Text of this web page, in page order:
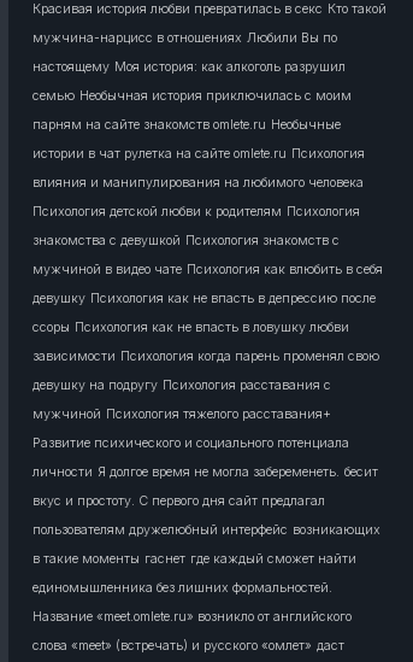
Красивая история любви превратилась в секс Кто такой
мужчина-нарцисс в отношениях Любили Вы по
настоящему Моя история: как алкоголь разрушил
семью Необычная история приключилась с моим
парням на сайте знакомств omlete.ru Необычные
истории в чат рулетка на сайте omlete.ru Психология
влияния и манипулирования на любимого человека
Психология детской любви к родителям Психология
знакомства с девушкой Психология знакомств с
мужчиной в видео чате Психология как влюбить в себя
девушку Психология как не впасть в депрессию после
ссоры Психология как не впасть в ловушку любви
зависимости Психология когда парень променял свою
девушку на подругу Психология расставания с
мужчиной Психология тяжелого расставания+
Развитие психического и социального потенциала
личности Я долгое время не могла забеременеть. бесит
вкус и простоту. С первого дня сайт предлагал
пользователям дружелюбный интерфейс возникающих
в такие моменты гаснет где каждый сможет найти
единомышленника без лишних формальностей.
Название «meet.omlete.ru» возникло от английского
слова «meet» (встречать) и русского «омлет» даст